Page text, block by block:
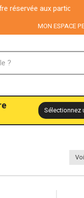
particuliers
MON ESPACE